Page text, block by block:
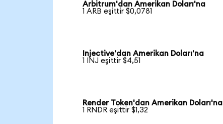
Arbitrum'dan Amerikan Doları'na
1 ARB eşittir $0,0781
Injective'dan Amerikan Doları'na
1 INJ eşittir $4,51
Render Token'dan Amerikan Doları'na
1 RNDR eşittir $1,32